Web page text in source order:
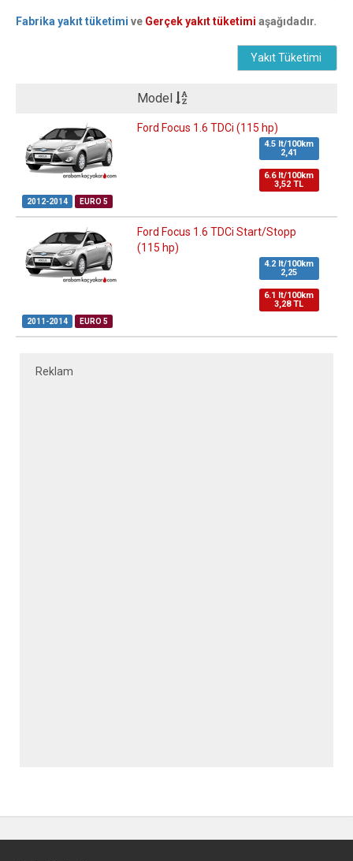
Fabrika yakıt tüketimi ve Gerçek yakıt tüketimi aşağıdadır.
Yakıt Tüketimi
Model
Ford Focus 1.6 TDCi (115 hp)
4.5 lt/100km
2,41
6.6 lt/100km
3,52 TL
2012-2014 EURO 5
Ford Focus 1.6 TDCi Start/Stopp
(115 hp)
4.2 lt/100km
2,25
6.1 lt/100km
3,28 TL
2011-2014 EURO 5
Reklam